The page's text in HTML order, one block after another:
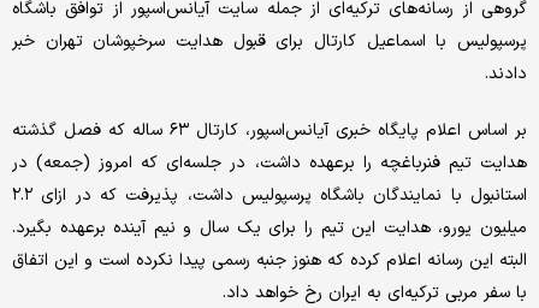
گروهی از رسانه‌های ترکیه‌ای از جمله سایت آیانس‌اسپور از توافق باشگاه
پرسپولیس با اسماعیل کارتال برای قبول هدایت سرخپوشان تهران خبر
دادند.
بر اساس اعلام پایگاه خبری آیانس‌اسپور، کارتال ۶۳ ساله که فصل گذشته
هدایت تیم فنرباغچه را برعهده داشت، در جلسه‌ای که امروز (جمعه) در
استانبول با نمایندگان باشگاه پرسپولیس داشت، پذیرفت که در ازای ۲.۲
میلیون یورو، هدایت این تیم را برای یک سال و نیم آینده برعهده بگیرد.
البته این رسانه اعلام کرده که هنوز جنبه رسمی پیدا نکرده است و این اتفاق
با سفر مربی ترکیه‌ای به ایران رخ خواهد داد.